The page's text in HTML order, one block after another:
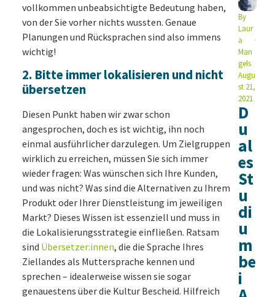
vollkommen unbeabsichtigte Bedeutung haben,
von der Sie vorher nichts wussten. Genaue
Planungen und Rücksprachen sind also immens
wichtig!
2. Bitte immer lokalisieren und nicht
übersetzen
Diesen Punkt haben wir zwar schon
angesprochen, doch es ist wichtig, ihn noch
einmal ausführlicher darzulegen. Um Zielgruppen
wirklich zu erreichen, müssen Sie sich immer
wieder fragen: Was wünschen sich Ihre Kunden,
und was nicht? Was sind die Alternativen zu Ihrem
Produkt oder Ihrer Dienstleistung im jeweiligen
Markt? Dieses Wissen ist essenziell und muss in
die Lokalisierungsstrategie einfließen. Ratsam
sind Übersetzer:innen, die die Sprache Ihres
Ziellandes als Muttersprache kennen und
sprechen – idealerweise wissen sie sogar
genauestens über die Kultur Bescheid. Hilfreich
By
Laur
a
Man
gels
Augu
st 21,
2021
D
u
al
es
St
u
di
u
m
be
i